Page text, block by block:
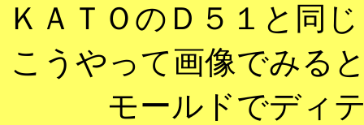
ＫＡＴＯのＤ５１と同
こうやって画像でみる
モールドでディ